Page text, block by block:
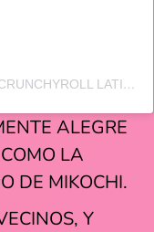
UNA PUBLICACIÓN COMPARTIDA POR CRUNCHYROLL LATINOAMÉRICA (@CRUNCHYROLL_LA)
ALEGRE
LA
DE MIKOCHI.
Y